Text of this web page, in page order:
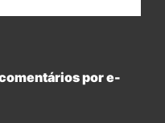
por e-